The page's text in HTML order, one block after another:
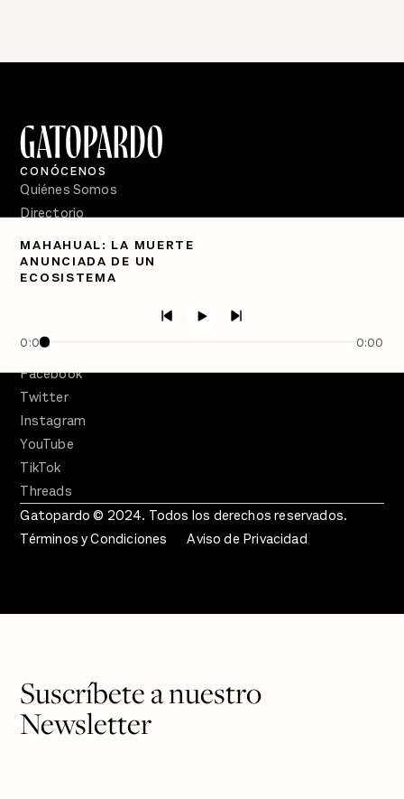
MAHAHUAL: LA MUERTE
ANUNCIADA DE UN
ECOSISTEMA
0:00 0:00
CONÓCENOS
Quiénes Somos
Directorio
PÓDCASTS
Semanario Gatopardo
Facebook
Twitter
Instagram
YouTube
TikTok
Threads
Gatopardo © 2024. Todos los derechos reservados.
Términos y Condiciones
Aviso de Privacidad
Suscríbete a nuestro
Newsletter